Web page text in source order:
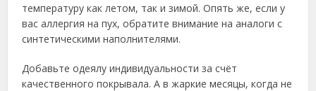
температуру как летом, так и зимой. Опять же, если у
вас аллергия на пух, обратите внимание на аналоги с
синтетическими наполнителями.
Добавьте одеялу индивидуальности за счёт
качественного покрывала. А в жаркие месяцы, когда не